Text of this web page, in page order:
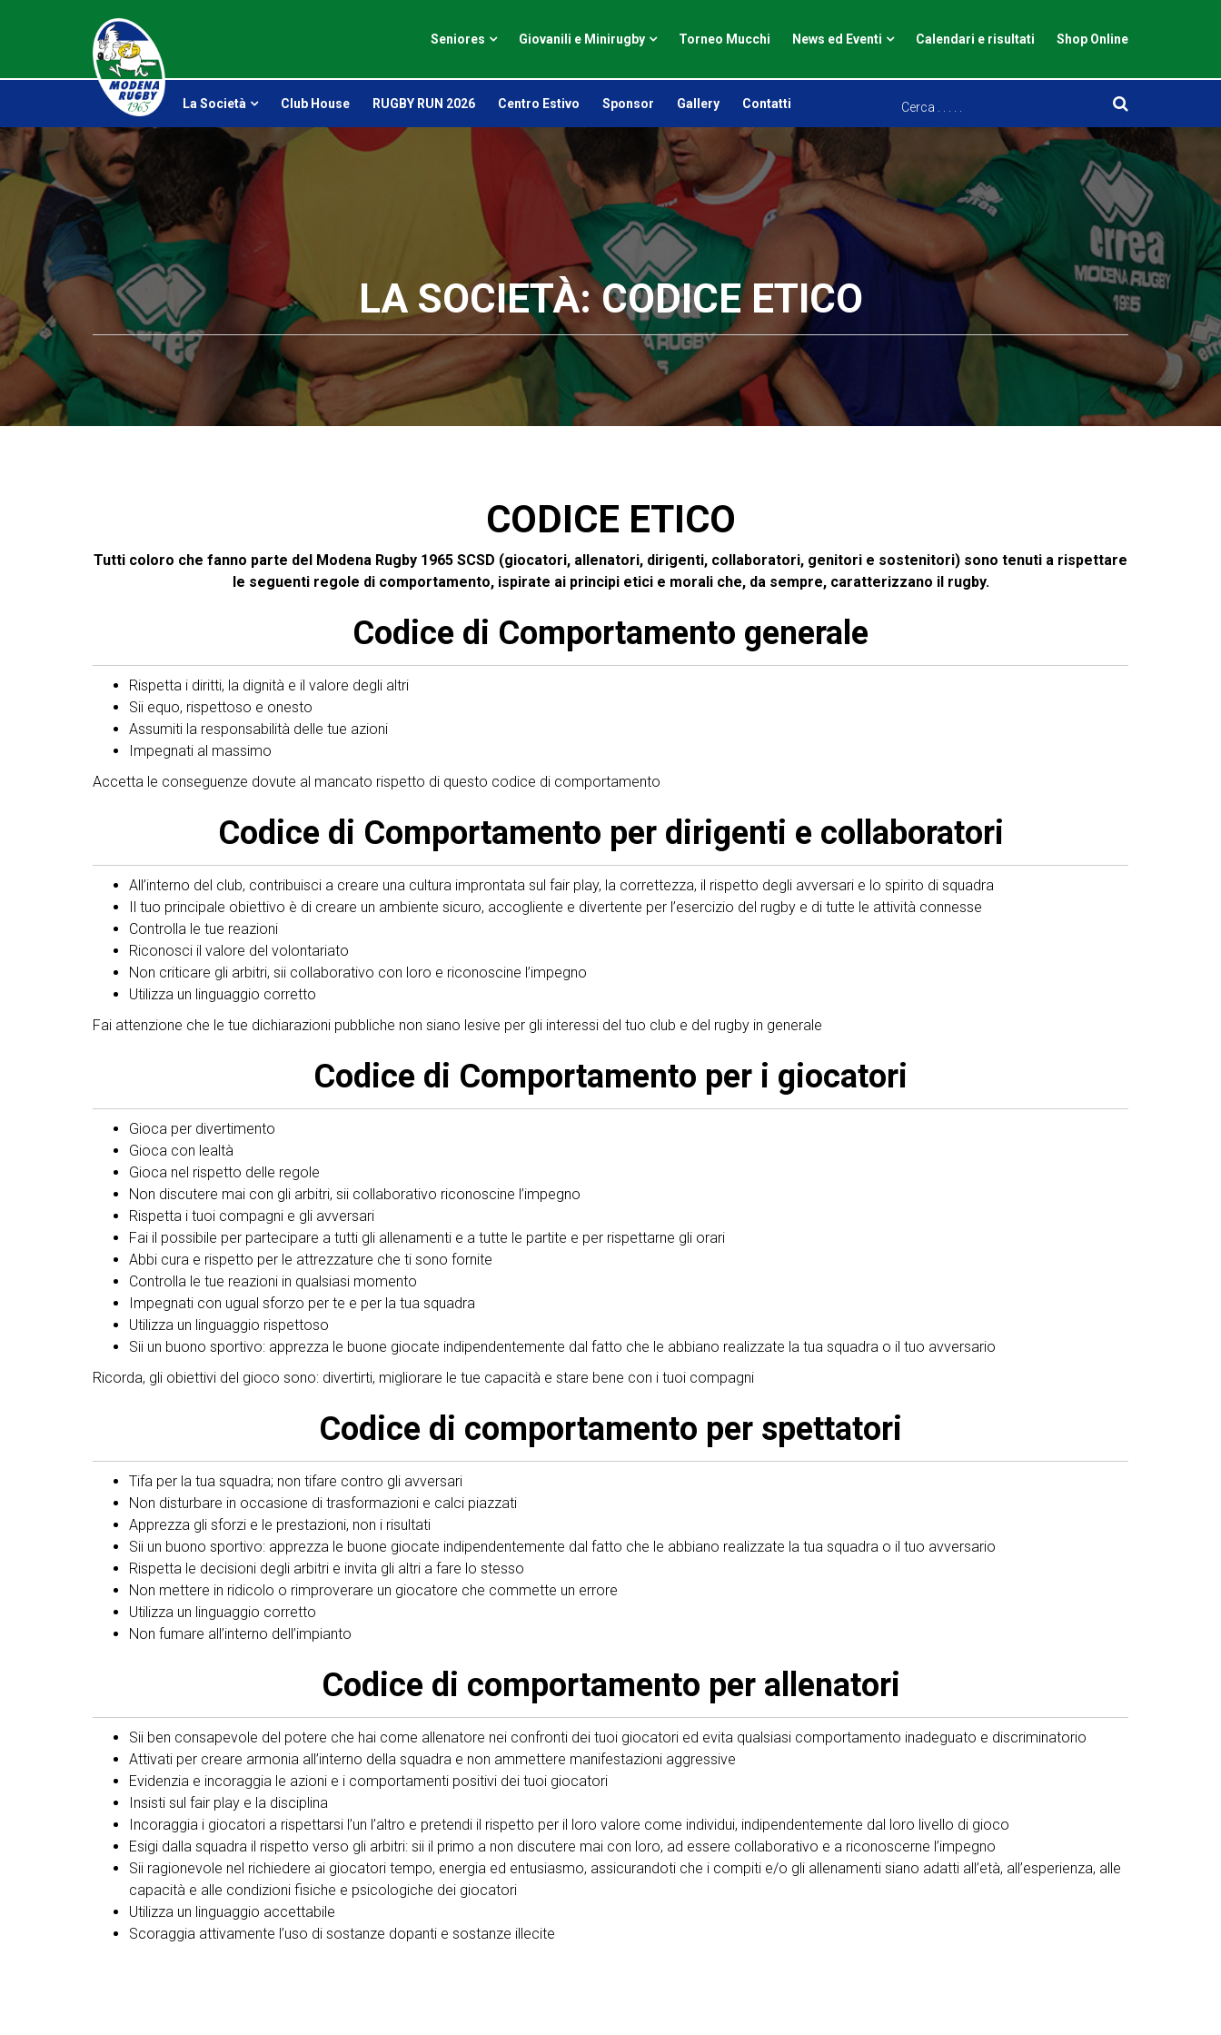
Seniores Giovanili e Minirugby Torneo Mucchi News ed Eventi Calendari e risultati Shop Online
La Società Club House RUGBY RUN 2026 Centro Estivo Sponsor Gallery Contatti
LA SOCIETÀ: CODICE ETICO
CODICE ETICO
Tutti coloro che fanno parte del Modena Rugby 1965 SCSD (giocatori, allenatori, dirigenti, collaboratori, genitori e sostenitori) sono tenuti a rispettare
le seguenti regole di comportamento, ispirate ai principi etici e morali che, da sempre, caratterizzano il rugby.
Codice di Comportamento generale
Rispetta i diritti, la dignità e il valore degli altri
Sii equo, rispettoso e onesto
Assumiti la responsabilità delle tue azioni
Impegnati al massimo
Accetta le conseguenze dovute al mancato rispetto di questo codice di comportamento
Codice di Comportamento per dirigenti e collaboratori
All’interno del club, contribuisci a creare una cultura improntata sul fair play, la correttezza, il rispetto degli avversari e lo spirito di squadra
Il tuo principale obiettivo è di creare un ambiente sicuro, accogliente e divertente per l’esercizio del rugby e di tutte le attività connesse
Controlla le tue reazioni
Riconosci il valore del volontariato
Non criticare gli arbitri, sii collaborativo con loro e riconoscine l’impegno
Utilizza un linguaggio corretto
Fai attenzione che le tue dichiarazioni pubbliche non siano lesive per gli interessi del tuo club e del rugby in generale
Codice di Comportamento per i giocatori
Gioca per divertimento
Gioca con lealtà
Gioca nel rispetto delle regole
Non discutere mai con gli arbitri, sii collaborativo riconoscine l’impegno
Rispetta i tuoi compagni e gli avversari
Fai il possibile per partecipare a tutti gli allenamenti e a tutte le partite e per rispettarne gli orari
Abbi cura e rispetto per le attrezzature che ti sono fornite
Controlla le tue reazioni in qualsiasi momento
Impegnati con ugual sforzo per te e per la tua squadra
Utilizza un linguaggio rispettoso
Sii un buono sportivo: apprezza le buone giocate indipendentemente dal fatto che le abbiano realizzate la tua squadra o il tuo avversario
Ricorda, gli obiettivi del gioco sono: divertirti, migliorare le tue capacità e stare bene con i tuoi compagni
Codice di comportamento per spettatori
Tifa per la tua squadra; non tifare contro gli avversari
Non disturbare in occasione di trasformazioni e calci piazzati
Apprezza gli sforzi e le prestazioni, non i risultati
Sii un buono sportivo: apprezza le buone giocate indipendentemente dal fatto che le abbiano realizzate la tua squadra o il tuo avversario
Rispetta le decisioni degli arbitri e invita gli altri a fare lo stesso
Non mettere in ridicolo o rimproverare un giocatore che commette un errore
Utilizza un linguaggio corretto
Non fumare all’interno dell’impianto
Codice di comportamento per allenatori
Sii ben consapevole del potere che hai come allenatore nei confronti dei tuoi giocatori ed evita qualsiasi comportamento inadeguato e discriminatorio
Attivati per creare armonia all’interno della squadra e non ammettere manifestazioni aggressive
Evidenzia e incoraggia le azioni e i comportamenti positivi dei tuoi giocatori
Insisti sul fair play e la disciplina
Incoraggia i giocatori a rispettarsi l’un l’altro e pretendi il rispetto per il loro valore come individui, indipendentemente dal loro livello di gioco
Esigi dalla squadra il rispetto verso gli arbitri: sii il primo a non discutere mai con loro, ad essere collaborativo e a riconoscerne l’impegno
Sii ragionevole nel richiedere ai giocatori tempo, energia ed entusiasmo, assicurandoti che i compiti e/o gli allenamenti siano adatti all’età, all’esperienza, alle
capacità e alle condizioni fisiche e psicologiche dei giocatori
Utilizza un linguaggio accettabile
Scoraggia attivamente l’uso di sostanze dopanti e sostanze illecite